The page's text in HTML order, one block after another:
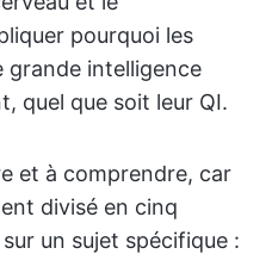
pourquoi les
grande intelligence
quel que soit leur QI.
et à comprendre, car
divisé en cinq
un sujet spécifique :